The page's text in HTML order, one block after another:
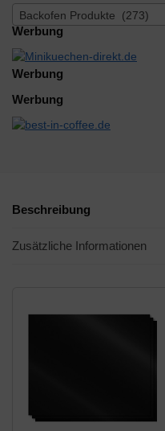
Backofen Produkte (273)
Werbung
Werbung
Werbung
Beschreibung
Zusätzliche Informationen